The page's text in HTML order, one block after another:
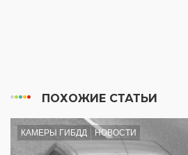
ПОХОЖИЕ СТАТЬИ
КАМЕРЫ ГИБДД НОВОСТИ